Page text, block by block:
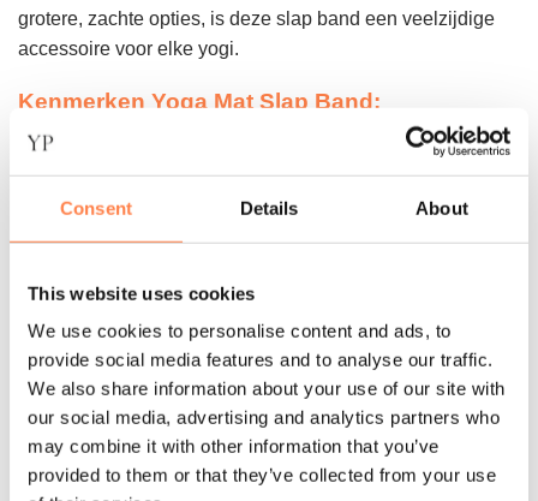
Consent Details About
This website uses cookies
We use cookies to personalise content and ads, to
provide social media features and to analyse our traffic.
We also share information about your use of our site with
our social media, advertising and analytics partners who
may combine it with other information that you’ve
provided to them or that they’ve collected from your use
grotere, zachte opties, is deze slap band een veelzijdige
accessoire voor elke yogi.
Kenmerken Yoga Mat Slap Band:
Veeg voorzichtig over het aangetaste gebied, spoel
Niet helemaal wat je zoekt?Bekijk dan hier onze tassen
voor het dragen van je yoga mat.